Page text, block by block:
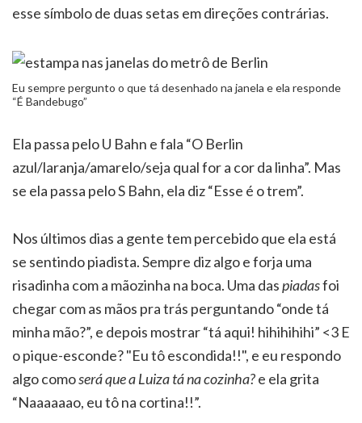
esse símbolo de duas setas em direções contrárias.
Eu sempre pergunto o que tá desenhado na janela e ela responde
“É Bandebugo”
Ela passa pelo U Bahn e fala “O Berlin
azul/laranja/amarelo/seja qual for a cor da linha”. Mas
se ela passa pelo S Bahn, ela diz “Esse é o trem”.
Nos últimos dias a gente tem percebido que ela está
se sentindo piadista. Sempre diz algo e forja uma
risadinha com a mãozinha na boca. Uma daspiadasfoi
chegar com as mãos pra trás perguntando “onde tá
minha mão?”, e depois mostrar “tá aqui! hihihihihi” <3 E
o pique-esconde? "Eu tô escondida!!", e eu respondo
algo comoserá que a Luiza tá na cozinha?e ela grita
“Naaaaaao, eu tô na cortina!!”.